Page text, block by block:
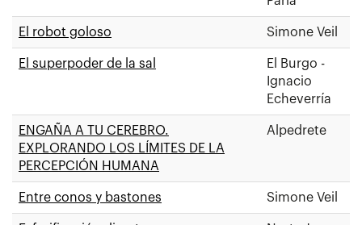
El robot goloso Simone Veil
El superpoder de la sal
El Burgo -
Ignacio
Echeverría
ENGAÑA A TU CEREBRO.
EXPLORANDO LOS LÍMITES DE LA
PERCEPCIÓN HUMANA
Alpedrete
Entre conos y bastones Simone Veil